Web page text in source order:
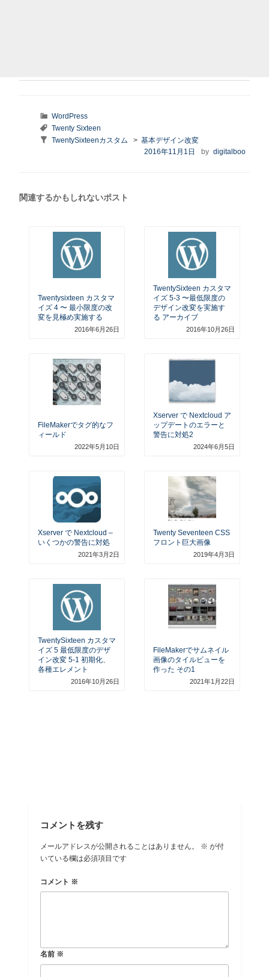
カ
テ
ゴ
WordPress
タ
グ
Twenty Sixteen
Taxonomy:
TwentySixteenカスタム > 基本デザイン改変
投
2016年11月1日 by digitalboo
関連するかもしれないポスト
Twentysixteen カスタマ
イズ 4 〜 最小限度の改
変を見極め実施する
2016年6月26日
TwentySixteen カスタマ
イズ 5-3 〜最低限度の
デザイン改変を実施す
る アーカイブ
2016年10月26日
FileMakerでタグ的なフ
ィールド
2022年5月10日
Xserver で Nextcloud ア
ップデートのエラーと
警告に対処2
2024年6月5日
Xserver で Nextcloud –
いくつかの警告に対処
2021年3月2日
Twenty Seventeen CSS
フロント巨大画像
2019年4月3日
TwentySixteen カスタマ
イズ 5 最低限度のデザ
イン改変 5-1 初期化、
各種エレメント
2016年10月26日
FileMakerでサムネイル
画像のタイルビューを
作った その1
2021年1月22日
コメントを残す
メールアドレスが公開されることはありません。 ※ が付
いている欄は必須項目です
コメント ※
名前 ※